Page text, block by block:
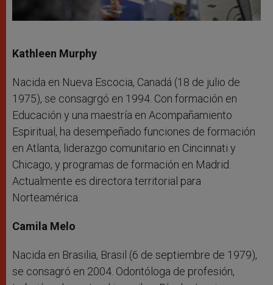
Kathleen Murphy
Nacida en Nueva Escocia, Canadá (18 de julio de
1975), se consagrgó en 1994. Con formación en
Educación y una maestría en Acompañamiento
Espiritual, ha desempeñado funciones de formación
en Atlanta, liderazgo comunitario en Cincinnati y
Chicago, y programas de formación en Madrid.
Actualmente es directora territorial para
Norteamérica.
Camila Melo
Nacida en Brasilia, Brasil (6 de septiembre de 1979),
se consagró en 2004. Odontóloga de profesión,